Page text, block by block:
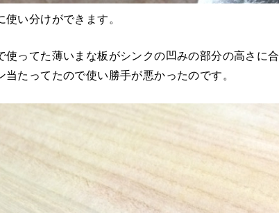
い分けができます。
使ってた薄いまな板がシンクの凹みの部分の高さに合
たってたので使い勝手が悪かったのです。